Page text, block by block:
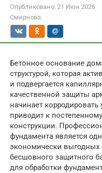
Опубликовано: 21 Июн 2026
Смирнова
Бетонное основание
структурой, которая
и подвергается
качественной защиты
начинает корродировать
приводит к
конструкции.
фундамента является
экономически выгодных
бесшовного защитного
для обработки